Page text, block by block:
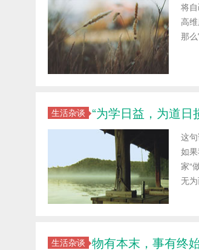
将
高
那
生活杂谈 “为学日益，为道日
这
如
家“
无
生活杂谈 物有本末，事有终